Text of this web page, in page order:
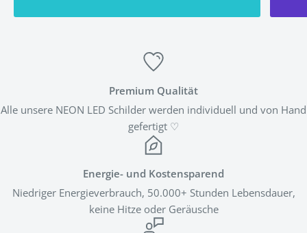
Premium Qualität
Alle unsere NEON LED Schilder werden individuell und von Hand
gefertigt ♡
Energie- und Kostensparend
Niedriger Energieverbrauch, 50.000+ Stunden Lebensdauer,
keine Hitze oder Geräusche